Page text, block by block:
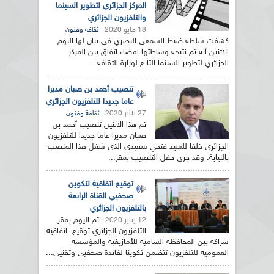
المركز الجزائري لتطوير السينما
والتلفزيون الجزائري
18 مايو 2020 ثقافة وفنون
كشفت سلطة ضبط السمعي البصري في بيان لها اليوم
الاثنين أنه تم نتيجة وساطتها امضاء اتفاق بين المركز
الجزائري لتطوير السينما التابع لوزارة الثقافة...
تنصيب أحمد بن صبان مديرا
عاما جديدا للتلفزيون الجزائري
27 يناير 2020 ثقافة وفنون
تم هذا الاثنين تنصيب أحمد بن
صبان مديرا عاما جديدا للتلفزيون
الجزائري خلفا للسيد فتحي سعيدي الذي شغل هذا المنصب
بالنيابة. وقد جرى حفل التنصيب بمقر...
توقيع اتفاقية لتكوين
صحفيي القناة الرابعة
بالتلفزيون الجزائري
12 يناير 2020
تم اليوم بمقر
التلفزيون الجزائري توقيع اتفاقية
شراكة بين المحافظة السامية للأمازيغية والمؤسسة
العمومية للتلفزيون تتضمن تكوينا لفائدة صحفيي وتقنيي...